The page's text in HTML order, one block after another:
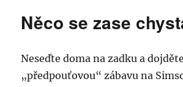
Něco se zase
Neseďte doma na zadku a
„předpouťovou“ zábavu na